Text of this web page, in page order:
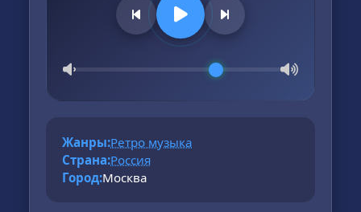
Жанры:Ретро музыка
Страна:Россия
Город:Москва